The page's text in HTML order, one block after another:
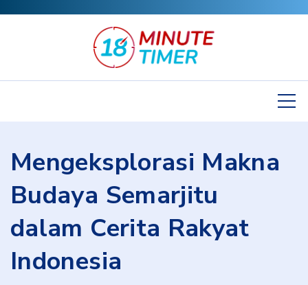
Mengeksplorasi Makna
Budaya Semarjitu
dalam Cerita Rakyat
Indonesia